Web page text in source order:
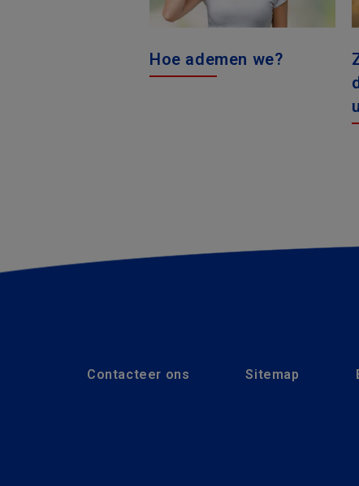
Hoe ademen we?
Contacteer ons Sitemap